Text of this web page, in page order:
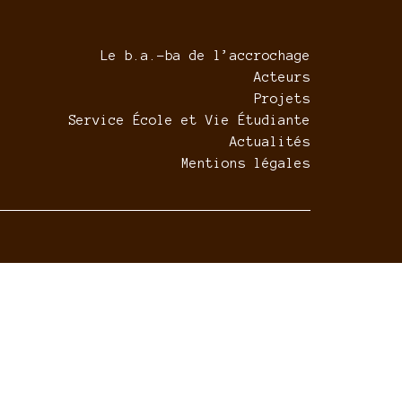
Le b.a.-ba de l’accrochage
Acteurs
Projets
Service École et Vie Étudiante
Actualités
Mentions légales